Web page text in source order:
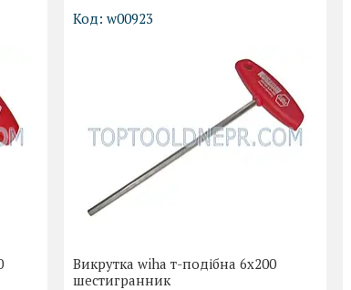
w00923
Викрутка wiha т-подібна 6х200
шестигранник